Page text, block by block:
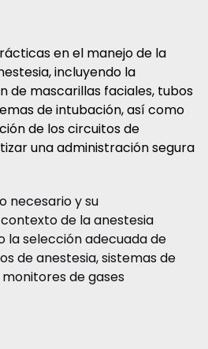
en el manejo de la
incluyendo la
de mascarillas faciales, tubos
de intubación, así como
de los circuitos de
una administración segura
necesario y su
de la anestesia
la selección adecuada de
de anestesia, sistemas de
de gases